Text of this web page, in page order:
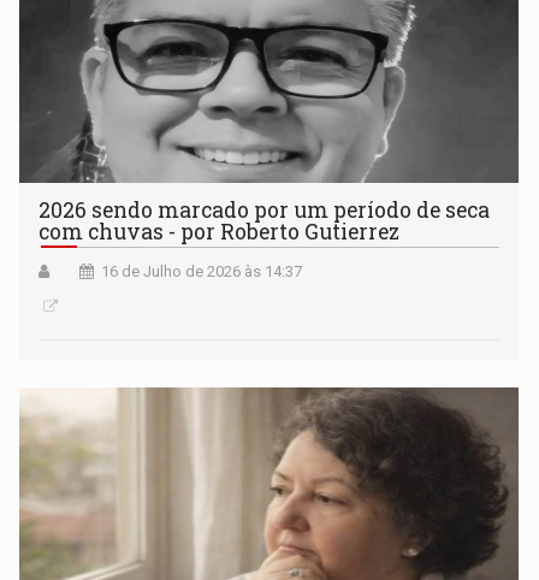
2026 sendo marcado por um período de seca
com chuvas - por Roberto Gutierrez
16 de Julho de 2026 às 14:37